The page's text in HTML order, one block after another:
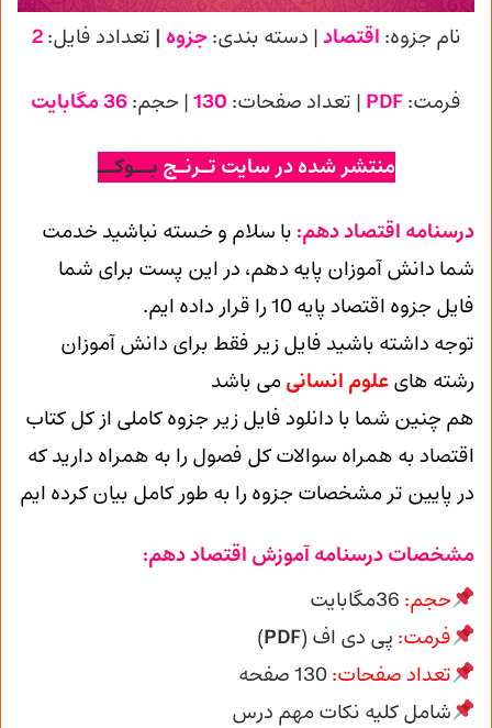
نام جزوه: اقتصاد| دسته بندی:جزوه | تعدادد فایل:2
فرمت:PDF | تعداد صفحات: 130| حجم:36 مگابایت
منتشر شده در سایت تـرنـج بــوکــ
درسنامه اقتصاد دهم: با سلام و خسته نباشید خدمت
شما دانش آموزان پایه دهم، در این پست برای شما
فایل جزوه اقتصاد پایه 10 را قرار داده ایم.
توجه داشته باشید فایل زیر فقط برای دانش آموزان
رشته هایعلوم انسانی می باشد
هم چنین شما با دانلود فایل زیر جزوه کاملی از کل کتاب
اقتصاد به همراه سوالات کل فصول را به همراه دارید که
در پایین تر مشخصات جزوه را به طور کامل بیان کرده ایم
مشخصات درسنامه آموزش اقتصاد دهم:
حجم:
فرمت: پی دی اف (PDF
)
تعداد صفحات:130صفحه
شامل کلیه نکات مهم درس